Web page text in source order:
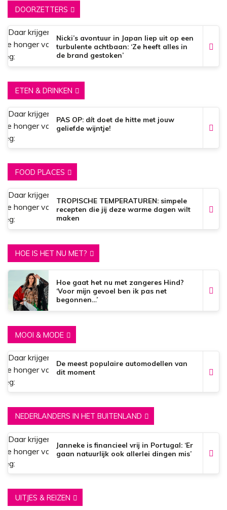
DOORZETTERS
Nicki’s avontuur in Japan liep uit op een
turbulente achtbaan: ‘Ze heeft alles in
de brand gestoken’
ETEN & DRINKEN
PAS OP: dít doet de hitte met jouw
geliefde wijntje!
FOOD PLACES
TROPISCHE TEMPERATUREN: simpele
recepten die jij deze warme dagen wilt
maken
HOE IS HET NU MET?
Hoe gaat het nu met zangeres Hind?
‘Voor mijn gevoel ben ik pas net
begonnen…’
MOOI & MODE
De meest populaire automodellen van
dit moment
NEDERLANDERS IN HET BUITENLAND
Janneke is financieel vrij in Portugal: ‘Er
gaan natuurlijk ook allerlei dingen mis’
UITJES & REIZEN